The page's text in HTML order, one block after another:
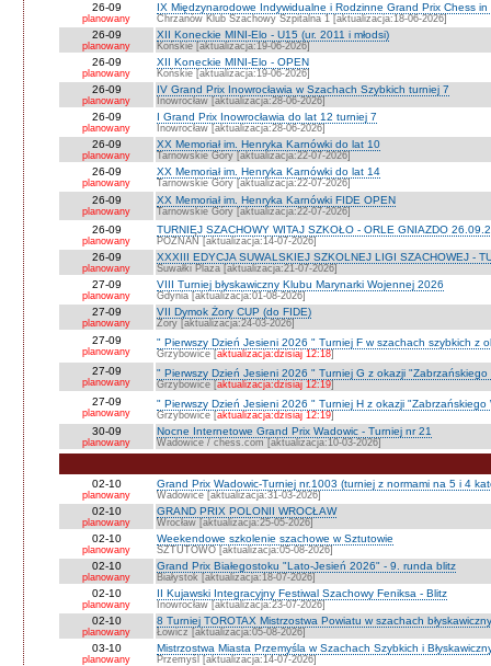
26-09
planowany
IX Międzynarodowe Indywidualne i Rodzinne Grand Prix Chess
Chrzanów Klub Szachowy Szpitalna 1 [aktualizacja:18-06-2026]
26-09
planowany
XII Koneckie MINI-Elo - U15 (ur. 2011 i młodsi)
Końskie [aktualizacja:19-06-2026]
26-09
planowany
XII Koneckie MINI-Elo - OPEN
Końskie [aktualizacja:19-06-2026]
26-09
planowany
IV Grand Prix Inowrocławia w Szachach Szybkich turniej 7
Inowrocław [aktualizacja:28-06-2026]
26-09
planowany
I Grand Prix Inowrocławia do lat 12 turniej 7
Inowrocław [aktualizacja:28-06-2026]
26-09
planowany
XX Memoriał im. Henryka Karnówki do lat 10
Tarnowskie Góry [aktualizacja:22-07-2026]
26-09
planowany
XX Memoriał im. Henryka Karnówki do lat 14
Tarnowskie Góry [aktualizacja:22-07-2026]
26-09
planowany
XX Memoriał im. Henryka Karnówki FIDE OPEN
Tarnowskie Góry [aktualizacja:22-07-2026]
26-09
planowany
TURNIEJ SZACHOWY WITAJ SZKOŁO - ORLE GNIAZDO
POZNAŃ [aktualizacja:14-07-2026]
26-09
planowany
XXXIII EDYCJA SUWALSKIEJ SZKOLNEJ LIGI SZACHOWEJ -
Suwałki Plaza [aktualizacja:21-07-2026]
27-09
planowany
VIII Turniej błyskawiczny Klubu Marynarki Wojennej 2026
Gdynia [aktualizacja:01-08-2026]
27-09
planowany
VII Dymok Żory CUP (do FIDE)
Żory [aktualizacja:24-03-2026]
27-09
planowany
" Pierwszy Dzień Jesieni 2026 " Turniej F w szachach szybkich z
Grzybowice [aktualizacja:dzisiaj 12:18]
27-09
planowany
" Pierwszy Dzień Jesieni 2026 " Turniej G z okazji "Zabrzańskiego
Grzybowice [aktualizacja:dzisiaj 12:19]
27-09
planowany
" Pierwszy Dzień Jesieni 2026 " Turniej H z okazji "Zabrzańskiego
Grzybowice [aktualizacja:dzisiaj 12:19]
30-09
planowany
Nocne Internetowe Grand Prix Wadowic - Turniej nr 21
Wadowice / chess.com [aktualizacja:10-03-2026]
02-10
planowany
Grand Prix Wadowic-Turniej nr.1003 (turniej z normami na 5 i 4
Wadowice [aktualizacja:31-03-2026]
02-10
planowany
GRAND PRIX POLONII WROCŁAW
Wrocław [aktualizacja:25-05-2026]
02-10
planowany
Weekendowe szkolenie szachowe w Sztutowie
SZTUTOWO [aktualizacja:05-08-2026]
02-10
planowany
Grand Prix Białegostoku "Lato-Jesień 2026" - 9. runda blitz
Białystok [aktualizacja:18-07-2026]
02-10
planowany
II Kujawski Integracyjny Festiwal Szachowy Feniksa - Blitz
Inowrocław [aktualizacja:23-07-2026]
02-10
planowany
8 Turniej TOROTAX Mistrzostwa Powiatu w szachach
Łowicz [aktualizacja:05-08-2026]
03-10
planowany
Mistrzostwa Miasta Przemyśla w Szachach Szybkich i
Przemyśl [aktualizacja:14-07-2026]